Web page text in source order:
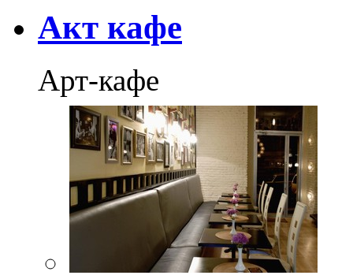
Акт кафе
Арт-кафе